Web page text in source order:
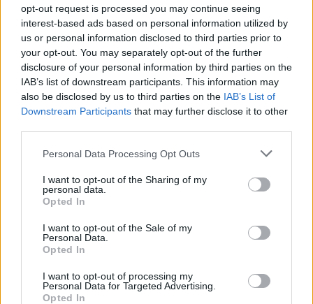
opt-out request is processed you may continue seeing
interest-based ads based on personal information utilized by
us or personal information disclosed to third parties prior to
your opt-out. You may separately opt-out of the further
disclosure of your personal information by third parties on the
IAB’s list of downstream participants. This information may
also be disclosed by us to third parties on the IAB’s List of
Downstream Participants that may further disclose it to other
Please note that this website/app uses one or more Google
not limited to your visit or usage behaviour. You may click to
grant or deny consent to Google and its third-party tags to
use your data for below specified purposes in below Google
consent section.
Personal Data Processing Opt Outs
I want to opt-out of the Sharing of my
personal data.
Opted In
I want to opt-out of the Sale of my
Personal Data.
Opted In
I want to opt-out of processing my
Personal Data for Targeted Advertising.
Opted In
Condividi l'articolo
F
a
ce
b
o
o
k
T
w
it
te
r
Pi
n
te
re
st
W
h
at
s
A
p
p
S
h
a
re
Articolo precedente
Prossimo articolo
Gallura
Michelle Hunziker in Gallura, bella anche dal
vivo: un amico vip svela come fa